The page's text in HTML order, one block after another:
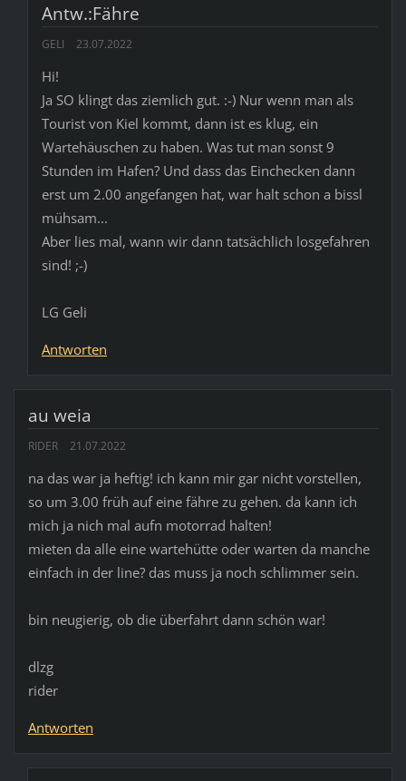
Antw.:Fähre
GELI 23.07.2022
Hi!
Ja SO klingt das ziemlich gut. :-) Nur wenn man als
Tourist von Kiel kommt, dann ist es klug, ein
Wartehäuschen zu haben. Was tut man sonst 9
Stunden im Hafen? Und dass das Einchecken dann
erst um 2.00 angefangen hat, war halt schon a bissl
mühsam...
Aber lies mal, wann wir dann tatsächlich losgefahren
sind! ;-)
LG Geli
Antworten
au weia
RIDER 21.07.2022
na das war ja heftig! ich kann mir gar nicht vorstellen,
so um 3.00 früh auf eine fähre zu gehen. da kann ich
mich ja nich mal aufn motorrad halten!
mieten da alle eine wartehütte oder warten da manche
einfach in der line? das muss ja noch schlimmer sein.
bin neugierig, ob die überfahrt dann schön war!
dlzg
rider
Antworten